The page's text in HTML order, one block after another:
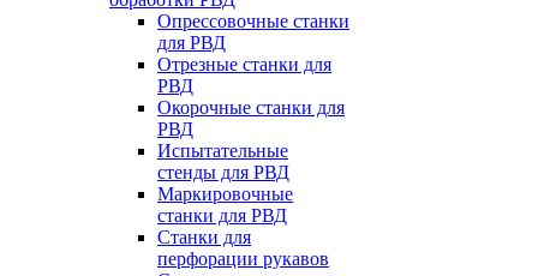
Опрессовочные станки
для РВД
Отрезные станки для
РВД
Окорочные станки для
РВД
Испытательные
стенды для РВД
Маркировочные
станки для РВД
Станки для
перфорации рукавов